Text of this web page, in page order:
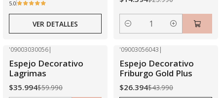
5.0
VER DETALLES
Cantidad
'09003030056|
Espejo Decorativo
Lagrimas
$35.994$59.990
Agotado
'09003056043 |
Espejo Decorativo
Friburgo Gold Plus
$26.394$43.990